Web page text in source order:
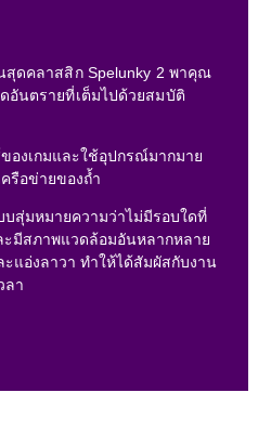
สุดคลาสสิก Spelunky 2 พาคุณ
อันตรายที่เต็มไปด้วยสมบัติ
องเกมและใช้อุปกรณ์มากมาย
ครือข่ายของถ้ำ
บสุ่มหมายความว่าไม่มีรอบใดที่
มีสภาพแวดล้อมอันหลากหลาย
แอ่งลาวา ทำให้ได้สัมผัสกับงาน
ลา